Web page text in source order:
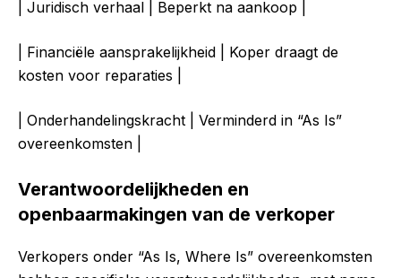
| Juridisch verhaal | Beperkt na aankoop |
| Financiële aansprakelijkheid | Koper draagt de
kosten voor reparaties |
| Onderhandelingskracht | Verminderd in “As Is”
overeenkomsten |
Verantwoordelijkheden en
openbaarmakingen van de verkoper
Verkopers onder “As Is, Where Is” overeenkomsten